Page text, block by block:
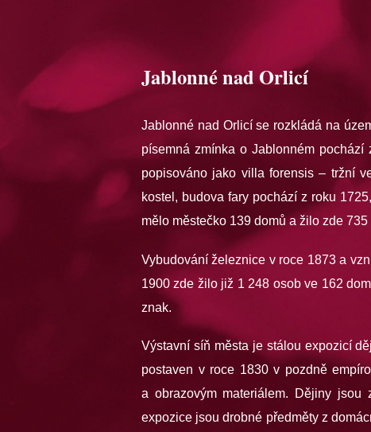
Jablonné nad Orlicí
Jablonné nad Orlicí se rozkládá na
písemná zmínka o Jablonném
popisováno jako villa forensis – tržní
kostel, budova fary pochází z roku
mělo městečko 139 domů a žilo zde 735
Vybudování železnice v roce 1873 a
1900 zde žilo již 1 248 osob ve 162
znak.
Výstavní síň města je stálou expozicí
postaven v roce 1830 v pozdně
a obrazovým materiálem. Dějiny jsou
expozice jsou drobné předměty z